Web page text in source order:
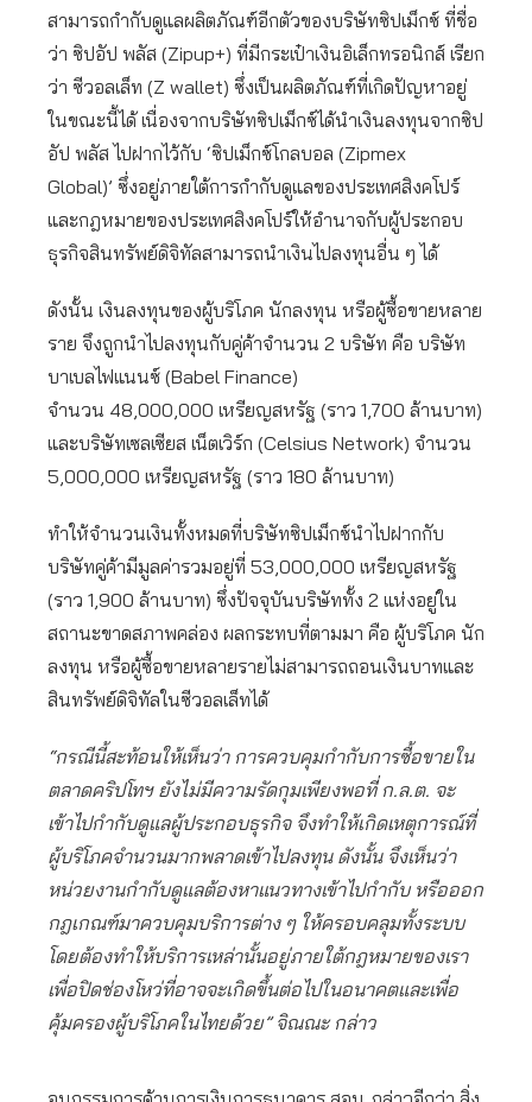
สามารถกำกับดูแลผลิตภัณฑ์อีกตัวของบริษัทซิปเม็กซ์ ที่ชื่อ
ว่า ซิปอัป พลัส (Zipup+) ที่มีกระเป๋าเงินอิเล็กทรอนิกส์ เรียก
ว่า ซีวอลเล็ท (Z wallet) ซึ่งเป็นผลิตภัณฑ์ที่เกิดปัญหาอยู่
ในขณะนี้ได้ เนื่องจากบริษัทซิปเม็กซ์ได้นำเงินลงทุนจากซิป
อัป พลัส ไปฝากไว้กับ ‘ซิปเม็กซ์โกลบอล (Zipmex
Global)’ ซึ่งอยู่ภายใต้การกำกับดูแลของประเทศสิงคโปร์
และกฎหมายของประเทศสิงคโปร์ให้อำนาจกับผู้ประกอบ
ธุรกิจสินทรัพย์ดิจิทัลสามารถนำเงินไปลงทุนอื่น ๆ ได้
ดังนั้น เงินลงทุนของผู้บริโภค นักลงทุน หรือผู้ซื้อขายหลาย
ราย จึงถูกนำไปลงทุนกับคู่ค้าจำนวน 2 บริษัท คือ บริษัท
บาเบลไฟแนนซ์ (Babel Finance)
จำนวน 48,000,000 เหรียญสหรัฐ (ราว 1,700 ล้านบาท)
และบริษัทเซลเซียส เน็ตเวิร์ก (Celsius Network) จำนวน
5,000,000 เหรียญสหรัฐ (ราว 180 ล้านบาท)
ทำให้จำนวนเงินทั้งหมดที่บริษัทซิปเม็กซ์นำไปฝากกับ
บริษัทคู่ค้ามีมูลค่ารวมอยู่ที่ 53,000,000 เหรียญสหรัฐ
(ราว 1,900 ล้านบาท) ซึ่งปัจจุบันบริษัททั้ง 2 แห่งอยู่ใน
สถานะขาดสภาพคล่อง ผลกระทบที่ตามมา คือ ผู้บริโภค นัก
ลงทุน หรือผู้ซื้อขายหลายรายไม่สามารถถอนเงินบาทและ
สินทรัพย์ดิจิทัลในซีวอลเล็ทได้
“กรณีนี้สะท้อนให้เห็นว่า การควบคุมกำกับการซื้อขายใน
ตลาดคริปโทฯ ยังไม่มีความรัดกุมเพียงพอที่ ก.ล.ต. จะ
เข้าไปกำกับดูแลผู้ประกอบธุรกิจ จึงทำให้เกิดเหตุการณ์ที่
ผู้บริโภคจำนวนมากพลาดเข้าไปลงทุน ดังนั้น จึงเห็นว่า
หน่วยงานกำกับดูแลต้องหาแนวทางเข้าไปกำกับ หรือออก
กฎเกณฑ์มาควบคุมบริการต่าง ๆ ให้ครอบคลุมทั้งระบบ
โดยต้องทำให้บริการเหล่านั้นอยู่ภายใต้กฎหมายของเรา
เพื่อปิดช่องโหว่ที่อาจจะเกิดขึ้นต่อไปในอนาคตและเพื่อ
คุ้มครองผู้บริโภคในไทยด้วย” จิณณะ กล่าว